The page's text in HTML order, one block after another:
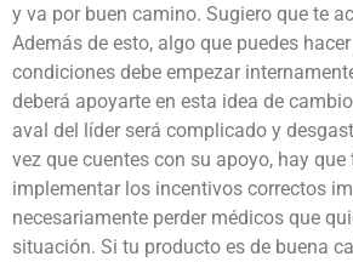
y va por buen camino. Sugiero que te
Además de esto, algo que puedes
condiciones debe empezar
deberá apoyarte en esta idea de
aval del líder será complicado y
vez que cuentes con su apoyo, hay
implementar los incentivos correctos
necesariamente perder médicos que
situación. Si tu producto es de buena